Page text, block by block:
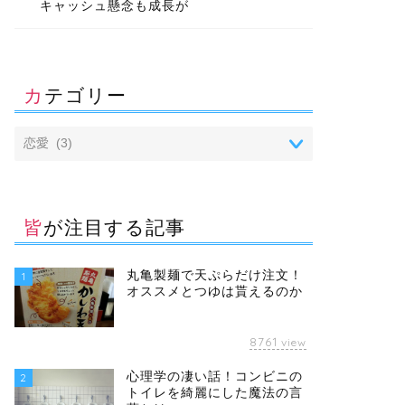
キャッシュ懸念も成長が
カテゴリー
皆が注目する記事
1
丸亀製麺で天ぷらだけ注文！
オススメとつゆは貰えるのか
8761 view
2
心理学の凄い話！コンビニの
トイレを綺麗にした魔法の言